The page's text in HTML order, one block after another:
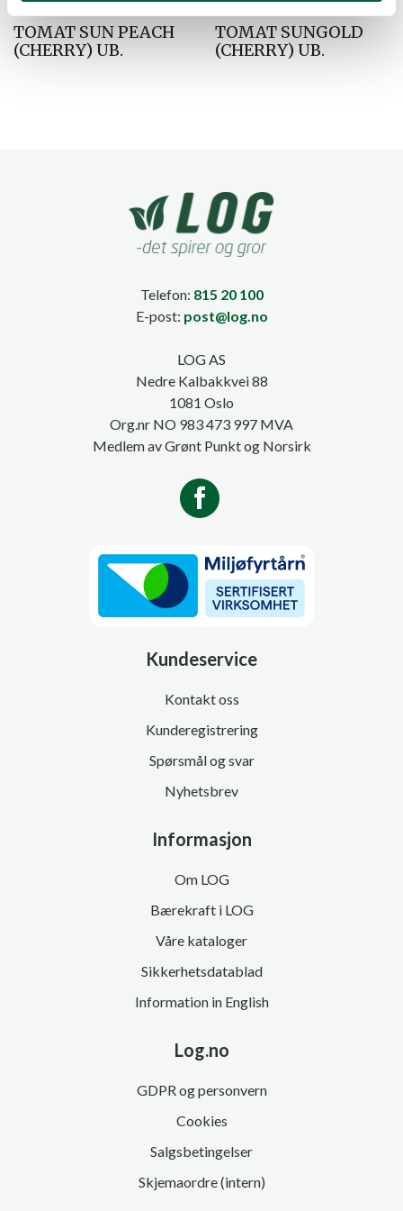
TOMAT SUN PEACH
(CHERRY) UB.
TOMAT SUNGOLD
(CHERRY) UB.
Telefon: 815 20 100
E-post: post@log.no
LOG AS
Nedre Kalbakkvei 88
1081 Oslo
Org.nr NO 983 473 997 MVA
Medlem av Grønt Punkt og Norsirk
Kundeservice
Kontakt oss
Kunderegistrering
Spørsmål og svar
Nyhetsbrev
Informasjon
Om LOG
Bærekraft i LOG
Våre kataloger
Sikkerhetsdatablad
Information in English
Log.no
GDPR og personvern
Cookies
Salgsbetingelser
Skjemaordre (intern)